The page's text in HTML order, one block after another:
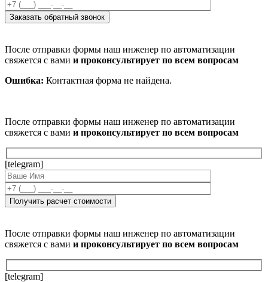
После отправки формы наш инженер по автоматизации
свяжется с вами и проконсультирует по всем вопросам
Ошибка: Контактная форма не найдена.
После отправки формы наш инженер по автоматизации
свяжется с вами и проконсультирует по всем вопросам
[telegram]
После отправки формы наш инженер по автоматизации
свяжется с вами и проконсультирует по всем вопросам
[telegram]